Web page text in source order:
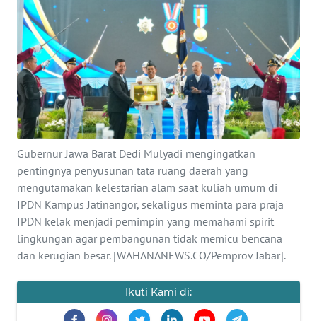
Gubernur Jawa Barat Dedi Mulyadi mengingatkan
pentingnya penyusunan tata ruang daerah yang
mengutamakan kelestarian alam saat kuliah umum di
IPDN Kampus Jatinangor, sekaligus meminta para praja
IPDN kelak menjadi pemimpin yang memahami spirit
lingkungan agar pembangunan tidak memicu bencana
dan kerugian besar. [WAHANANEWS.CO/Pemprov Jabar].
Ikuti Kami di:
PRIANGAN
TIMUR
SUKABUMI
PURWAKARTA
Informasi
INDEKS
BERITA
KONTAK
KAMI